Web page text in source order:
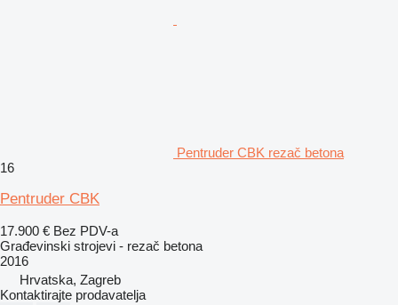
Pentruder CBK rezač betona
16
Pentruder CBK
17.900 € Bez PDV-a
Građevinski strojevi - rezač betona
2016
Hrvatska, Zagreb
Kontaktirajte prodavatelja